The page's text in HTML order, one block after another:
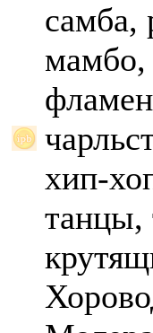
самба,
мамбо,
хип-
танцы,